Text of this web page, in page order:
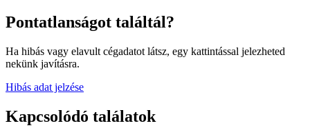
Pontatlanságot találtál?
Ha hibás vagy elavult cégadatot látsz, egy kattintással jelezheted
nekünk javításra.
Hibás adat jelzése
Kapcsolódó találatok